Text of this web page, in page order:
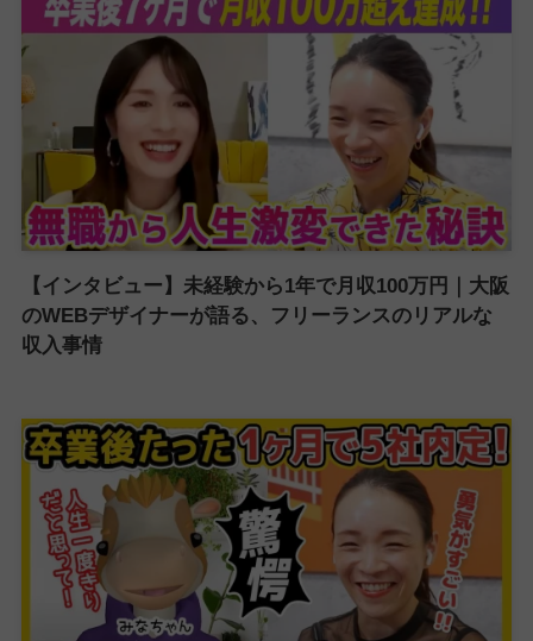
【インタビュー】未経験から1年で月収100万円｜大阪
のWEBデザイナーが語る、フリーランスのリアルな
収入事情